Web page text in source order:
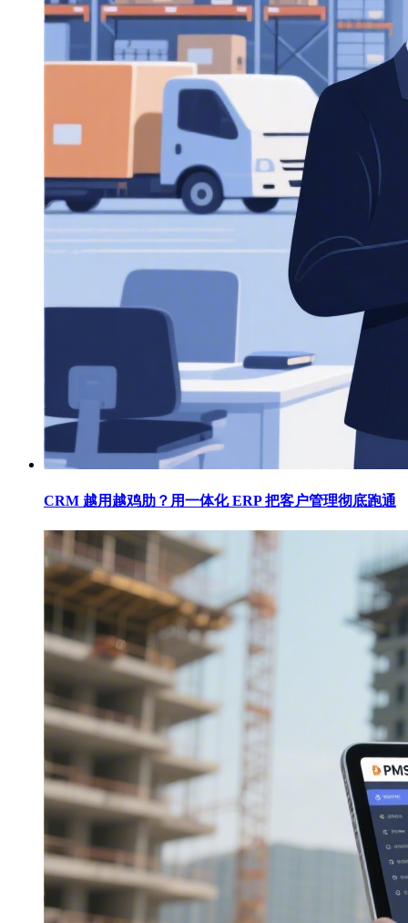
CRM 越用越鸡肋？用一体化 ERP 把客户管理彻底跑通